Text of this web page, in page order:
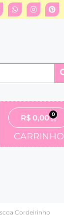
R$ 0,00 0
CARRINHO
Cordeirinho